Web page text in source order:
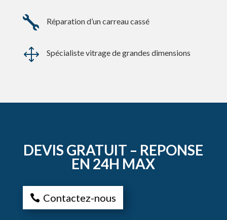
 Réparation d’un carreau cassé
1 Spécialiste vitrage de grandes dimensions
DEVIS GRATUIT – REPONSE
EN 24H MAX
Contactez-nous